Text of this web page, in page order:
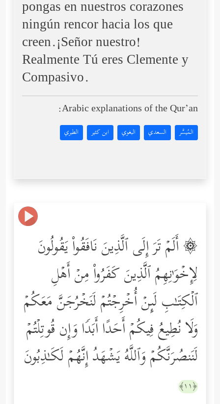
pongas en nuestros corazones
ningún rencor hacia los que
creen.¡Señor nuestro!
Realmente Tú eres Clemente y
Compasivo.
Arabic explanations of the Qur’an:
المُيسَّر السعدي البغوي ابن كثير الطبري
۞ أَلَمۡ تَرَ إِلَى ٱلَّذِینَ نَافَقُواْ یَقُولُونَ
لِإِخۡوَ ٰ⁠نِهِمُ ٱلَّذِینَ كَفَرُواْ مِنۡ أَهۡلِ
ٱلۡكِتَـٰبِ لَىِٕنۡ أُخۡرِجۡتُمۡ لَنَخۡرُجَنَّ مَعَكُمۡ
وَلَا نُطِیعُ فِیكُمۡ أَحَدًا أَبَدࣰا وَإِن قُوتِلۡتُمۡ
لَنَنصُرَنَّكُمۡ وَٱللَّهُ یَشۡهَدُ إِنَّهُمۡ لَكَـٰذِبُونَ
﴿١١﴾